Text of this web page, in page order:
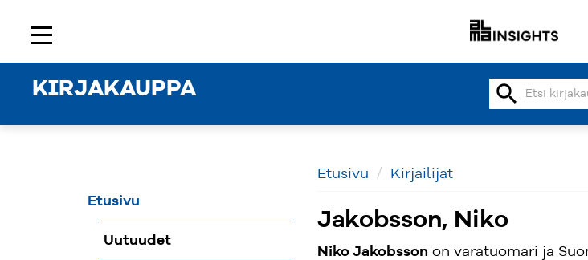
KIRJAKAUPPA search
Etusivu
Etusivu
Uutuudet
Etusivu Kirjailijat
Jakobsson, Niko
Niko Jakobsson on varatuomari ja